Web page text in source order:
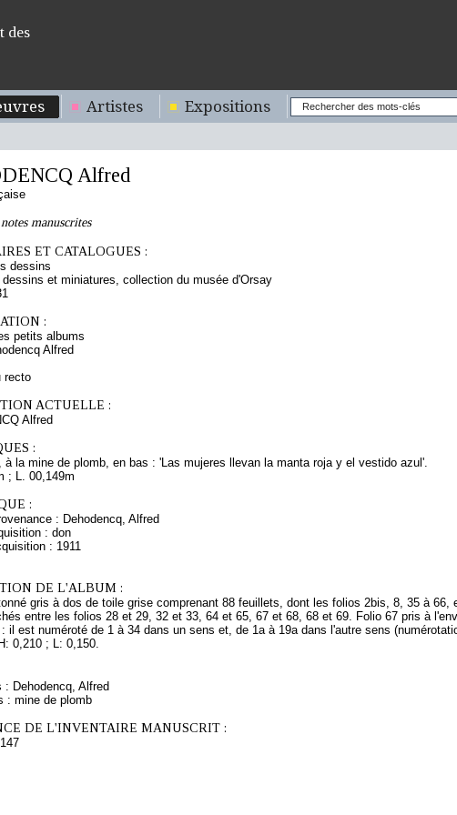
des
Artistes Expositions
Alfred
manuscrites
ET CATALOGUES :
dessins
dessins et miniatures, collection du musée d'Orsay
:
petits albums
Alfred
recto
ACTUELLE :
Alfred
:
à la mine de plomb, en bas : 'Las mujeres llevan la manta roja y el vestido azul'.
; L. 00,149m
:
: Dehodencq, Alfred
: don
: 1911
DE L'ALBUM :
gris à dos de toile grise comprenant 88 feuillets, dont les folios 2bis, 8, 35 à 66,
entre les folios 28 et 29, 32 et 33, 64 et 65, 67 et 68, 68 et 69. Folio 67 pris à
il est numéroté de 1 à 34 dans un sens et, de 1a à 19a dans l'autre sens
0,210 ; L: 0,150.
: Dehodencq, Alfred
: mine de plomb
DE L'INVENTAIRE MANUSCRIT :